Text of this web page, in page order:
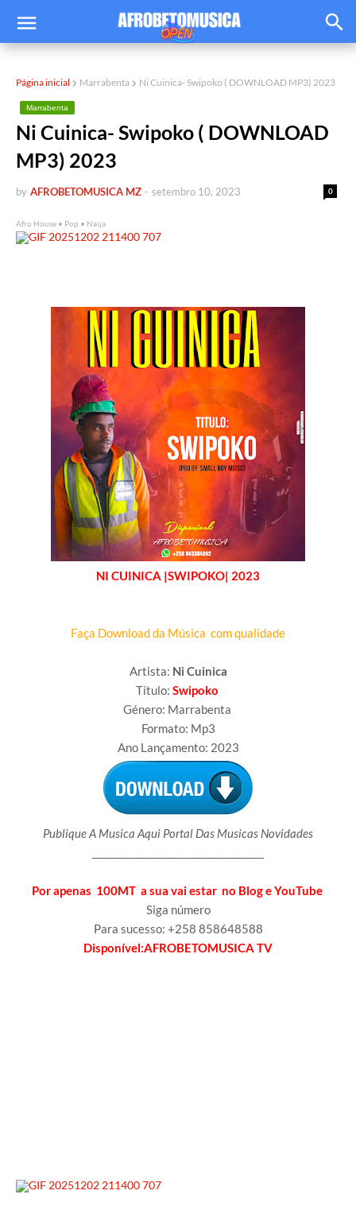
Página inicial Marrabenta Ni Cuinica- Swipoko ( DOWNLOAD MP3) 2023
Marrabenta
Ni Cuinica- Swipoko ( DOWNLOAD
MP3) 2023
by AFROBETOMUSICA MZ 0
- setembro 10, 2023
Afro House • Pop • Naija
NI CUINICA |SWIPOKO| 2023
Faça Download da Música com qualidade
Artista: Ni Cuinica
Título: Swipoko
Género: Marrabenta
Formato: Mp3
Ano Lançamento: 2023
Publique A Musica Aqui Portal Das Musicas Novidades
Por apenas 100MT a sua vai estar no Blog e YouTube
Siga número
Para sucesso: +258 858648588
Disponível:AFROBETOMUSICA TV